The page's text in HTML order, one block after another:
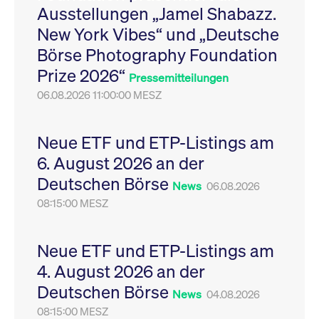
Ausstellungen „Jamel Shabazz.
New York Vibes“ und „Deutsche
Börse Photography Foundation
Prize 2026“ Pressemitteilungen
06.08.2026 11:00:00 MESZ
Neue ETF und ETP-Listings am
6. August 2026 an der
Deutschen Börse News 06.08.2026
08:15:00 MESZ
Neue ETF und ETP-Listings am
4. August 2026 an der
Deutschen Börse News 04.08.2026
08:15:00 MESZ
Leistung der Website
zu messen. Es handelt
sich um ein Muster-
Cookie, bei dem auf
das Präfix _pk_ses
eine kurze Reihe von
VISITOR_PRIVACY_METADATA
YouTube
.youtube.com
6
Monate
Dieses Cookie dient
Speicherung der
Einwilligungs- und
des Nutzers für ihre
Interaktion mit der
Sitzungen geehrt